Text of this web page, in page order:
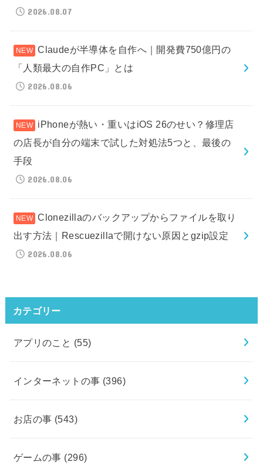
2026.08.07
Claudeが半導体を自作へ｜開発費750億円の
「人類最大の自作PC」とは
2026.08.06
iPhoneが熱い・重いはiOS 26のせい？修理店
の店長が自分の端末で試した対処法5つと、最後の
手段
2026.08.06
Clonezillaのバックアップからファイルを取り
出す方法｜Rescuezillaで開けない原因とgzip設定
2026.08.06
カテゴリー
アプリのこと (55)
インターネットの事 (396)
お店の事 (543)
ゲームの事 (296)